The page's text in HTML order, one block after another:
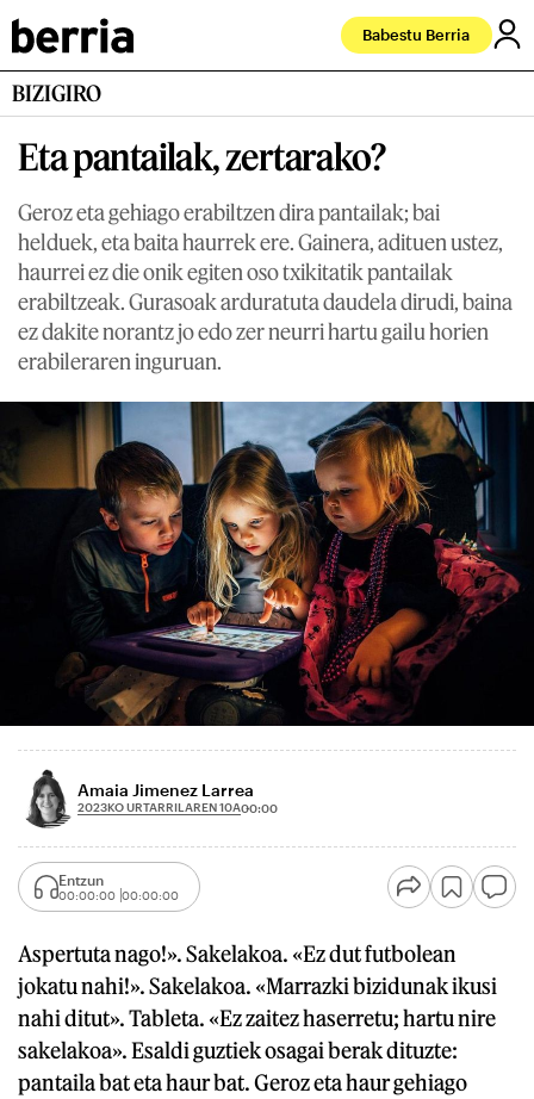
Babestu Berria
BIZIGIRO
Eta pantailak, zertarako?
Geroz eta gehiago erabiltzen dira pantailak; bai
helduek, eta baita haurrek ere. Gainera, adituen ustez,
haurrei ez die onik egiten oso txikitatik pantailak
erabiltzeak. Gurasoak arduratuta daudela dirudi, baina
ez dakite norantz jo edo zer neurri hartu gailu horien
erabileraren inguruan.
Amaia Jimenez Larrea
2023KO URTARRILAREN 10A00:00
Entzun
00:00:00 00:00:00
Aspertuta nago!». Sakelakoa. «Ez dut futbolean
jokatu nahi!». Sakelakoa. «Marrazki bizidunak ikusi
nahi ditut». Tableta. «Ez zaitez haserretu; hartu nire
sakelakoa». Esaldi guztiek osagai berak dituzte:
pantaila bat eta haur bat. Geroz eta haur gehiago